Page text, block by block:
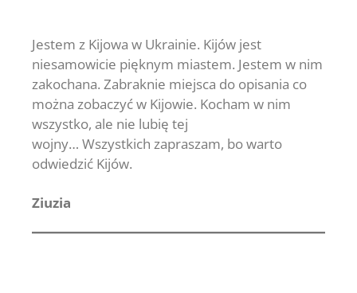
Jestem z Kijowa w Ukrainie. Kijów jest
niesamowicie pięknym miastem. Jestem w nim
zakochana. Zabraknie miejsca do opisania co
można zobaczyć w Kijowie. Kocham w nim
wszystko, ale nie lubię tej
wojny… Wszystkich zapraszam, bo warto
odwiedzić Kijów.
Ziuzia